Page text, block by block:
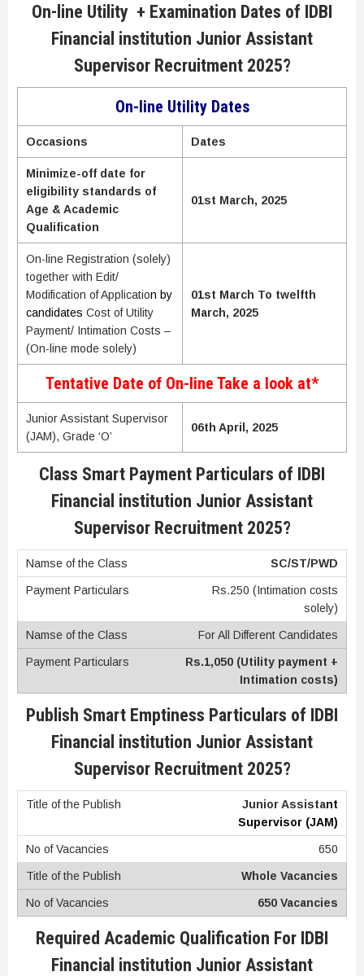
On-line Utility + Examination Dates of IDBI
Financial institution Junior Assistant
Supervisor Recruitment 2025?
On-line Utility Dates
Occasions Dates
Minimize-off date for
eligibility standards of
Age & Academic
Qualification
01st March, 2025
On-line Registration (solely)
together with Edit/
Modification of Application by
candidates Cost of Utility
Payment/ Intimation Costs –
(On-line mode solely)
01st March To twelfth
March, 2025
Tentative Date of On-line Take a look at*
Junior Assistant Supervisor
(JAM), Grade ‘O’
06th April, 2025
Class Smart Payment Particulars of IDBI
Financial institution Junior Assistant
Supervisor Recruitment 2025?
SC/ST/PWD
Rs.250 (Intimation costs
solely)
For All Different Candidates
Rs.1,050 (Utility payment +
Intimation costs)
Publish Smart Emptiness Particulars of IDBI
Financial institution Junior Assistant
Supervisor Recruitment 2025?
Junior Assistant
Supervisor (JAM)
650
Whole Vacancies
650 Vacancies
Required Academic Qualification For IDBI
Financial institution Junior Assistant